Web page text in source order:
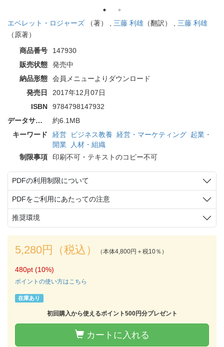
エベレット・ロジャーズ （著） , 三藤 利雄 （翻訳） , 三藤 利雄
（原著）
商品番号
147930
販売状態
発売中
納品形態
会員メニューよりダウンロード
発売日
2017年12月07日
ISBN
9784798147932
データサイズ
約6.1MB
キーワード
経営 ビジネス教養 経営・マーケティング 起業・
開業
人材・組織
制限事項
印刷不可・テキストのコピー不可
PDFの利用制限について
PDFをご利用にあたっての注意
推奨環境
5,280円（税込） （本体4,800円＋税10％）
480pt (10%)
ポイントの使い方はこちら
在庫あり
初回購入から使えるポイント500円分プレゼント
カートに入れる